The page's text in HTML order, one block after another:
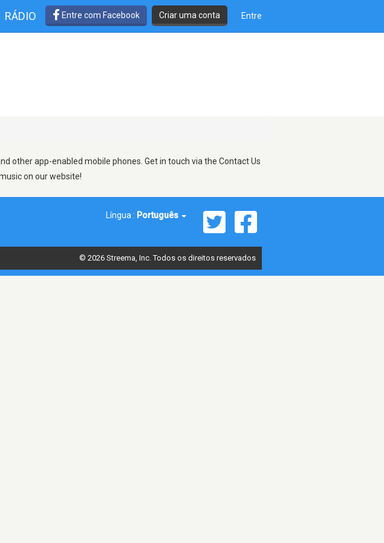
RÁDIO Entre com Facebook Criar uma conta Entre
other app-enabled mobile phones. Get in touch via the Contact Us
on our website!
Língua : Português
© 2026 Streema, Inc. Todos os direitos reservados